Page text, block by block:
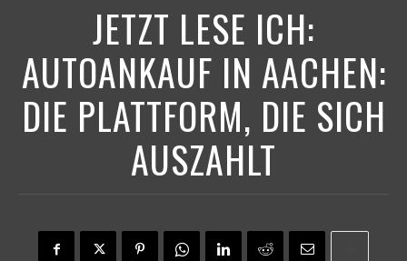
JETZT LESE ICH:
AUTOANKAUF IN AACHEN:
DIE PLATTFORM, DIE SICH
AUSZAHLT